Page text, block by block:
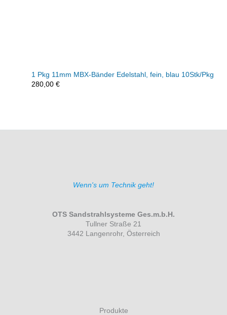
1 Pkg 11mm MBX-Bänder Edelstahl, fein, blau 10Stk/Pkg
280,00 €
Wenn's um Technik geht!
OTS Sandstrahlsysteme Ges.m.b.H.
Tullner Straße 21
3442 Langenrohr, Österreich
Produkte